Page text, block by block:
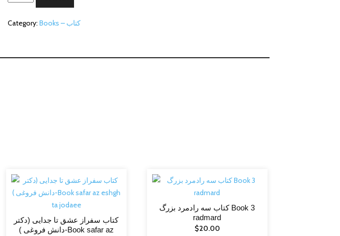
گام
گام
ورزش-
Category: Books – کتاب
کتاب سفراز عشق تا جدایی (دکتر
دانش فروغی )-Book safar az
کتاب سه رادمرد بزرگ Book 3
radmard
$20.00